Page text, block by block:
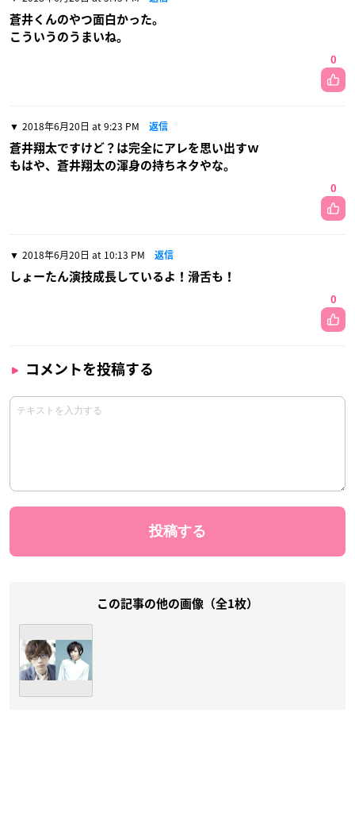
蒼井くんのやつ面白かった。
こういうのうまいね。
0
2018年6月20日 at 9:23 PM 返信
蒼井翔太ですけど？は完全にアレを思い出すｗ
もはや、蒼井翔太の渾身の持ちネタやな。
0
2018年6月20日 at 10:13 PM 返信
しょーたん演技成長しているよ！滑舌も！
0
コメントを投稿する
この記事の他の画像（全1枚）